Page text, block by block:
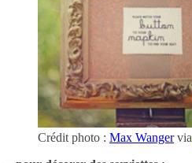
Crédit photo : Max Wangervia